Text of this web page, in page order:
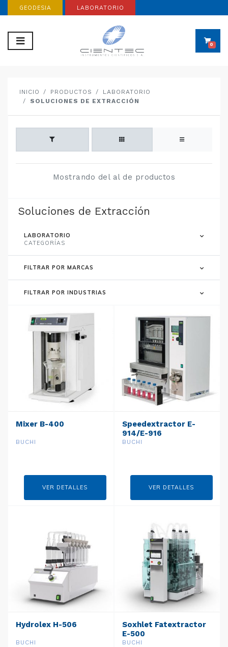
GEODESIA LABORATORIO
0
INICIO PRODUCTOS
LABORATORIO
SOLUCIONES DE EXTRACCIÓN
Mostrando del al de productos
Mixer B-400
BUCHI
VER DETALLES
Speedextractor E-
914/E-916
BUCHI
VER DETALLES
Hydrolex H-506
BUCHI
Soxhlet Fatextractor
E-500
BUCHI
Soluciones de Extracción
LABORATORIO
CATEGORÍAS
FILTRAR POR MARCAS
FILTRAR POR INDUSTRIAS